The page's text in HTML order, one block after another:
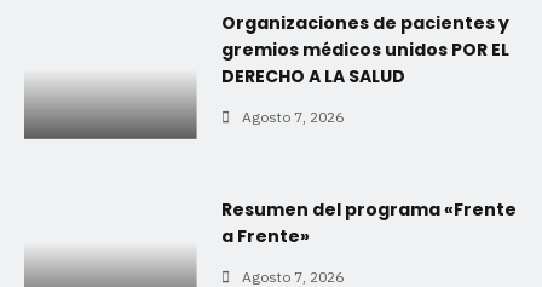
Organizaciones de pacientes y
gremios médicos unidos POR EL
DERECHO A LA SALUD
Agosto 7, 2026
Resumen del programa «Frente
a Frente»
Agosto 7, 2026